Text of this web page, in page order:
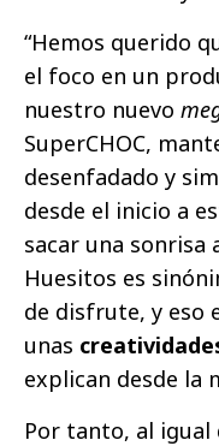
“Hemos querido
el foco en un
nuestro nuevo
SuperCHOC,
desenfadado y
desde el inicio a
sacar una
Huesitos es
de disfrute, y eso
unas
explican desde la
Por tanto, al igual